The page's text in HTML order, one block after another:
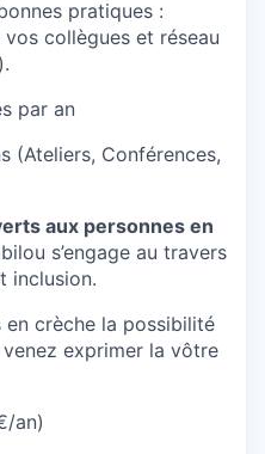
pratiques :
collègues et réseau
par an
(Ateliers, Conférences,
aux personnes en
s’engage au travers
inclusion.
crèche la possibilité
exprimer la vôtre
an)